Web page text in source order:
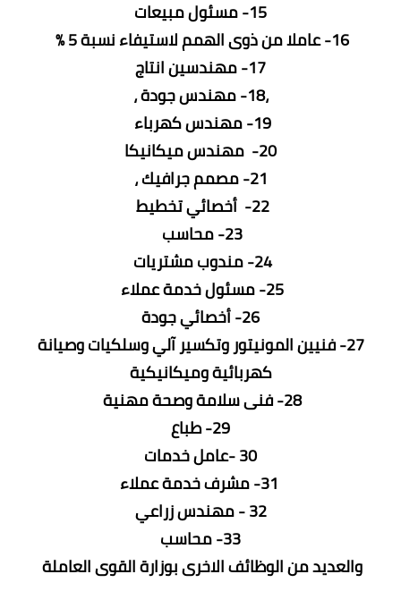
16- عاملا من ذوى الهمم لاستيفاء نسبة 5 %
17- مهندسين انتاج
،18- مهندس جودة ،
19- مهندس كهرباء
20- مهندس ميكانيكا
21- مصمم جرافيك ،
22- أخصائي تخطيط
23- محاسب
24- مندوب مشتريات
25- مسئول خدمة عملاء
26- أخصائي جودة
27- فنيين المونيتور وتكسير آلي وسلكيات وصيانة
كهربائية وميكانيكية
28- فنى سلامة وصحة مهنية
29- طباع
30 -عامل خدمات
32 - مهندس زراعي
33- محاسب
والعديد من الوظائف الاخرى بوزارة القوى العاملة